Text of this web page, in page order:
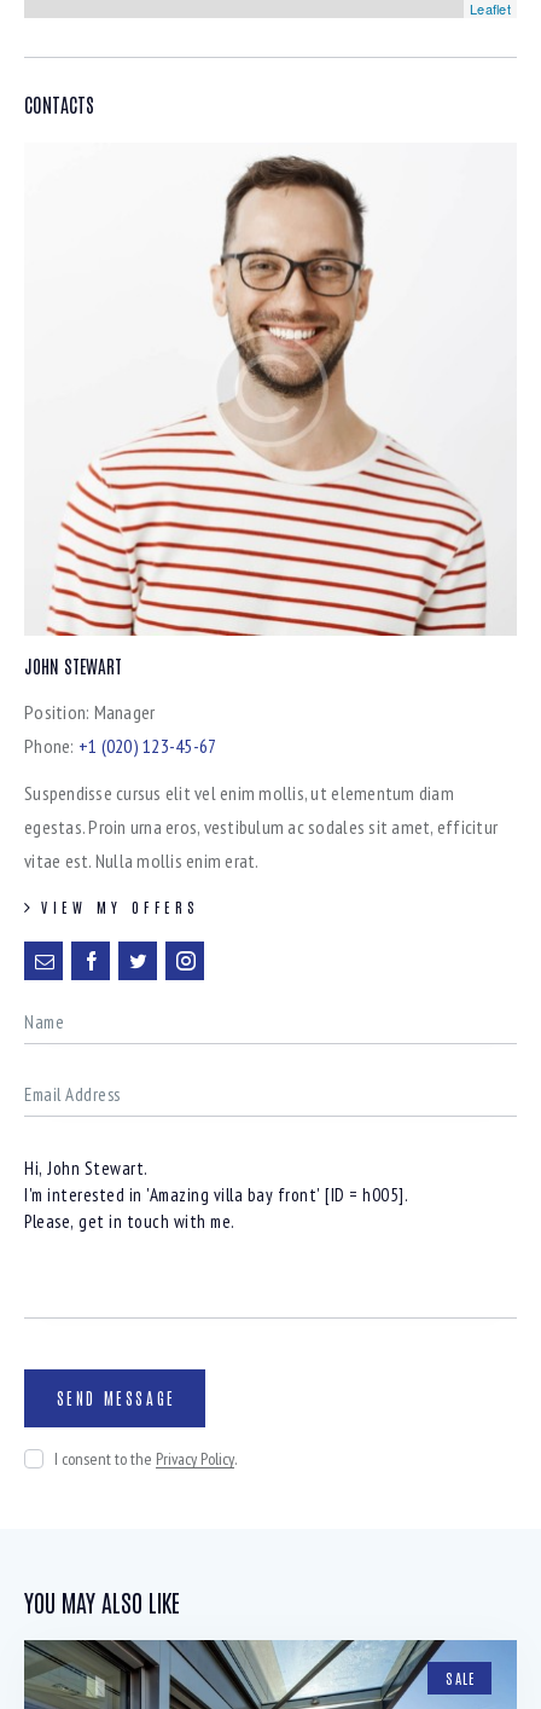
Leaflet
CONTACTS
JOHN STEWART
Position: Manager
Phone: +1 (020) 123-45-67
Suspendisse cursus elit vel enim mollis, ut elementum diam
egestas. Proin urna eros, vestibulum ac sodales sit amet, efficitur
vitae est. Nulla mollis enim erat.
VIEW MY OFFERS
I consent to the Privacy Policy.
YOU MAY ALSO LIKE
SALE